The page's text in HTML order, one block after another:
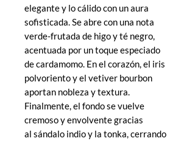
elegante y lo cálido con un aura
sofisticada. Se abre con una nota
verde-frutada de higo y té negro,
acentuada por un toque especiado
de cardamomo. En el corazón, el iris
polvoriento y el vetiver bourbon
aportan nobleza y textura.
Finalmente, el fondo se vuelve
cremoso y envolvente gracias
al sándalo indio y la tonka, cerrando